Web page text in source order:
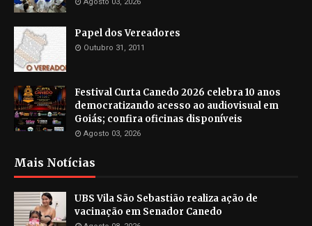
Papel dos Vereadores
Outubro 31, 2011
Festival Curta Canedo 2026 celebra 10 anos
democratizando acesso ao audiovisual em
Goiás; confira oficinas disponíveis
Agosto 03, 2026
Mais Notícias
UBS Vila São Sebastião realiza ação de
vacinação em Senador Canedo